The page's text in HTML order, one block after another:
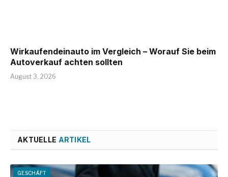
Wirkaufendeinauto im Vergleich – Worauf Sie beim
Autoverkauf achten sollten
August 3, 2026
AKTUELLE ARTIKEL
GESCHÄFT